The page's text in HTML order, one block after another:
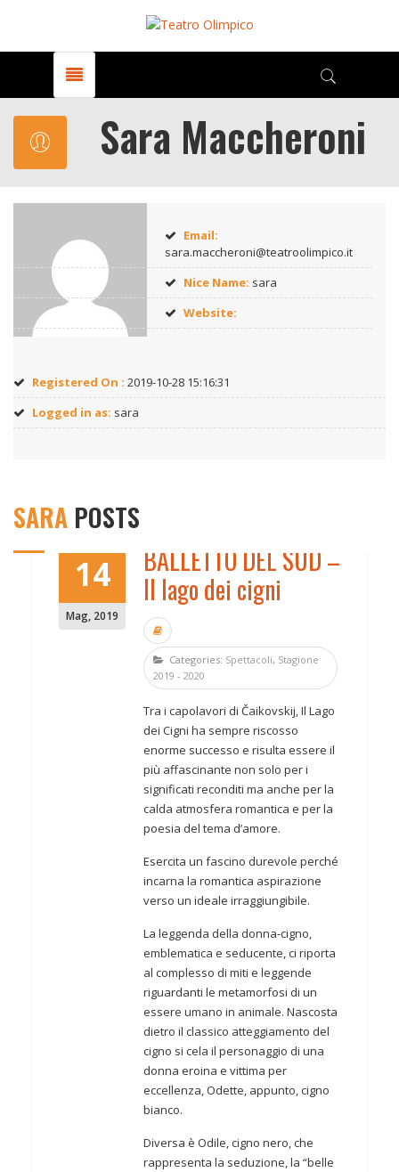
Sara Maccheroni
Email:
sara.maccheroni@teatroolimpico.it
Nice Name: sara
Website:
Registered On : 2019-10-28 15:16:31
Logged in as: sara
SARA POSTS
14
Mag, 2019
BALLETTO DEL SUD –
Il lago dei cigni
Categories: Spettacoli, Stagione
2019 - 2020
Tra i capolavori di Čaikovskij, Il Lago
dei Cigni ha sempre riscosso
enorme successo e risulta essere il
più affascinante non solo per i
significati reconditi ma anche per la
calda atmosfera romantica e per la
poesia del tema d’amore.
Esercita un fascino durevole perché
incarna la romantica aspirazione
verso un ideale irraggiungibile.
La leggenda della donna-cigno,
emblematica e seducente, ci riporta
al complesso di miti e leggende
riguardanti le metamorfosi di un
essere umano in animale. Nascosta
dietro il classico atteggiamento del
cigno si cela il personaggio di una
donna eroina e vittima per
eccellenza, Odette, appunto, cigno
bianco.
Diversa è Odile, cigno nero, che
rappresenta la seduzione, la “belle